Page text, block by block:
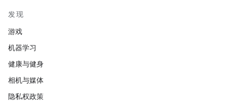
发现
游戏
机器学习
健康与健身
相机与媒体
隐私权政策